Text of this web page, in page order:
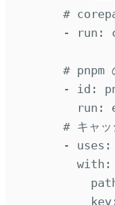
#
-
run :
# pnpm
-
id :
run :
# キャッ
-
uses :
with :
key